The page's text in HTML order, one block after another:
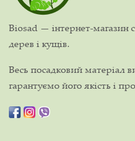
Biosad — інтернет-магазин
дерев і кущів.
Весь посадковий матеріал
гарантуємо його якість і